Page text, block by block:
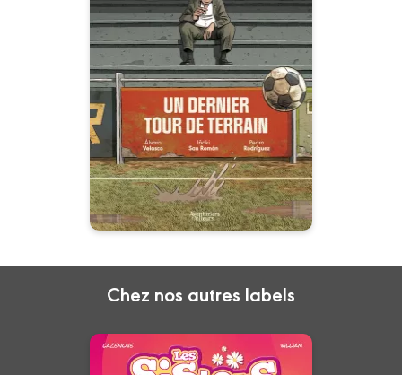
Un dernier tour de
terrain
Date de parution :
29/05/2024
Une plongée aussi touchante
que réaliste dans le monde des
agents de footballeurs !
Chez nos autres labels